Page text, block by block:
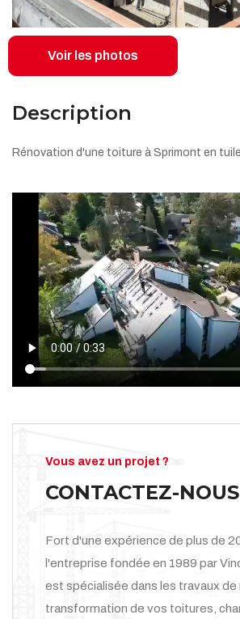
Voir les photos
Description
Rénovation d'une toiture à Sprimont en
Vous avez un projet ?
CONTACTEZ-NOUS
Fort d'une expérience de plus de 20
l'entreprise fondée en 1989 par
est spécialisée dans les travaux
transformation de vos toitures,